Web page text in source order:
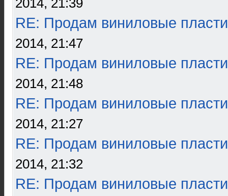
2014, 21:39
RE: Продам виниловые
2014, 21:47
RE: Продам виниловые
2014, 21:48
RE: Продам виниловые
2014, 21:27
RE: Продам виниловые
2014, 21:32
RE: Продам виниловые